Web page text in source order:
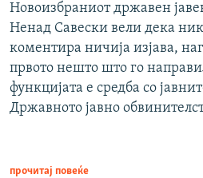
Новоизбраниот државен
Ненад Савески вели дека
коментира ничија изјава,
првото нешто што го
функцијата е средба со
Државното јавно
прочитај повеќе